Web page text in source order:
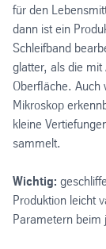
für den
dann ist ein
Schleifband
glatter, als die
Oberfläche. Auch
Mikroskop
kleine
sammelt.
Wichtig:
Produktion leicht
Parametern beim